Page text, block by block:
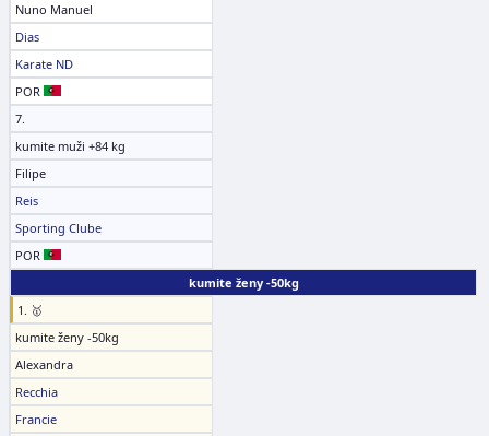
Nuno Manuel
Dias
Karate ND
POR
7.
kumite muži +84 kg
Filipe
Reis
Sporting Clube
POR
kumite ženy -50kg
1. 🥇
kumite ženy -50kg
Alexandra
Recchia
Francie